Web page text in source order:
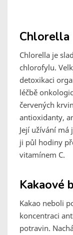
Chlorella
Chlorella je
chlorofylu.
detoxikaci
léčbě
červených
antioxidanty,
Její užívání
ji půl hodiny
vitamínem C.
Kakaové
Kakao neboli
koncentraci
potravin.